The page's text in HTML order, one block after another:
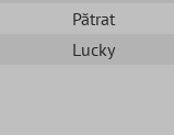
Pătrat
Lucky